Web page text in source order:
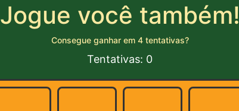
Jogue você também!
Consegue ganhar em 4 tentativas?
Tentativas: 0